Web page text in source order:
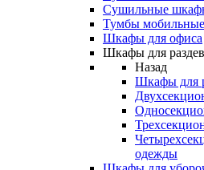
Сушильные
Тумбы мобильные
Шкафы для офиса
Шкафы для
Назад
Шкафы для
одежды